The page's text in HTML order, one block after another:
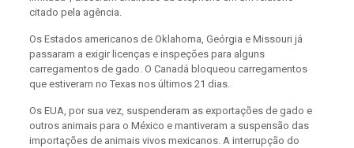
citado pela agência.
Os Estados americanos de Oklahoma, Geórgia e Missouri já
passaram a exigir licenças e inspeções para alguns
carregamentos de gado. O Canadá bloqueou carregamentos
que estiveram no Texas nos últimos 21 dias.
Os EUA, por sua vez, suspenderam as exportações de gado e
outros animais para o México e mantiveram a suspensão das
importações de animais vivos mexicanos. A interrupção do